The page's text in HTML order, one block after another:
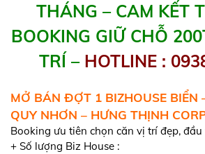
THÁNG – CAM KẾT
BOOKING GIỮ CHỖ
TRÍ – HOTLINE :
MỞ BÁN ĐỢT 1 BIZHOUSE BIỂN
QUY NHƠN – HƯNG THỊNH
Booking ưu tiên chọn căn vị trí đẹp,
+ Số lượng Biz House :